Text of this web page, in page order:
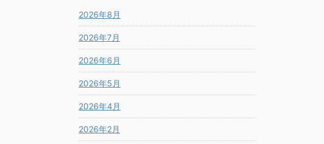
2026年8月
2026年7月
2026年6月
2026年5月
2026年4月
2026年2月